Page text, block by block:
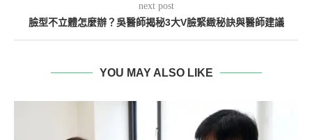
next post
臉型不立體怎麼辦？吳醫師揭秘3大V臉緊緻秘訣與醫師建議
YOU MAY ALSO LIKE